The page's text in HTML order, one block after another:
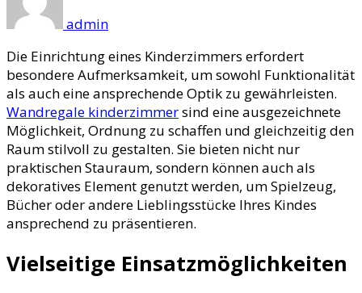
admin
Die Einrichtung eines Kinderzimmers erfordert
besondere Aufmerksamkeit, um sowohl Funktionalität
als auch eine ansprechende Optik zu gewährleisten.
Wandregale kinderzimmersind eine ausgezeichnete
Möglichkeit, Ordnung zu schaffen und gleichzeitig den
Raum stilvoll zu gestalten. Sie bieten nicht nur
praktischen Stauraum, sondern können auch als
dekoratives Element genutzt werden, um Spielzeug,
Bücher oder andere Lieblingsstücke Ihres Kindes
ansprechend zu präsentieren.
Vielseitige Einsatzmöglichkeiten